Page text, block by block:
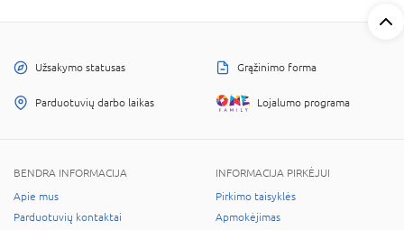
Užsakymo statusas Grąžinimo forma
Parduotuvių darbo laikas Lojalumo programa
BENDRA INFORMACIJA
Apie mus
Parduotuvių kontaktai
INFORMACIJA PIRKĖJUI
Pirkimo taisyklės
Apmokėjimas